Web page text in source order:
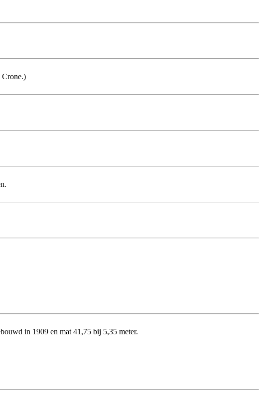
Crone.)
in 1909 en mat 41,75 bij 5,35 meter.